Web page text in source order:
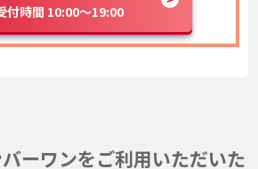
付時間 10:00～19:00
ーワンをご利用いただいた